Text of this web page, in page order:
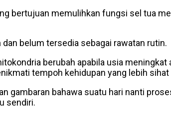
bertujuan memulihkan fungsi sel tua
belum tersedia sebagai rawatan rutin.
berubah apabila usia
tempoh kehidupan yang lebih sihat
gambaran bahawa suatu hari nanti
sendiri.